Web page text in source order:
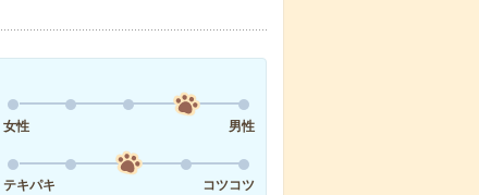
女性
男性
テキパキ
コツコツ